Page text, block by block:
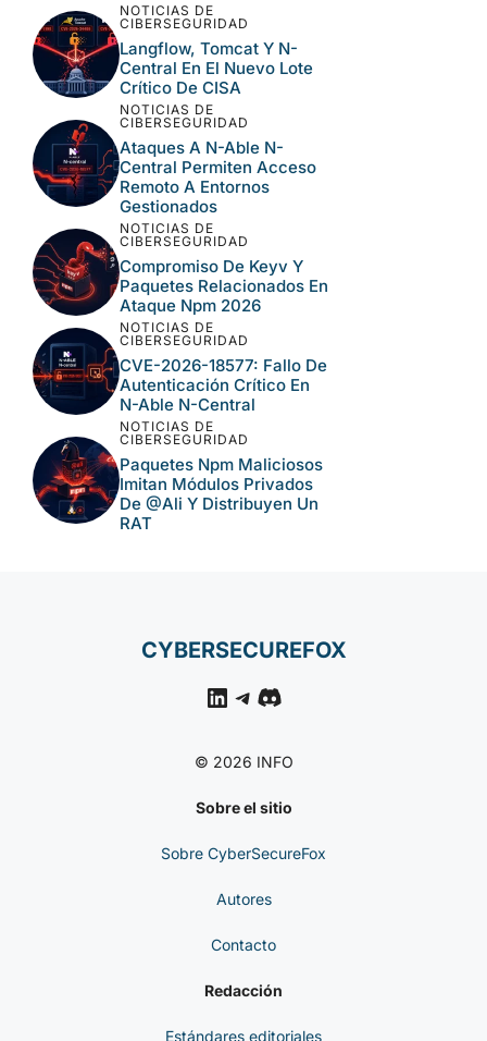
NOTICIAS DE
CIBERSEGURIDAD
Langflow, Tomcat Y N-
Central En El Nuevo Lote
Crítico De CISA
NOTICIAS DE
CIBERSEGURIDAD
Ataques A N-Able N-
Central Permiten Acceso
Remoto A Entornos
Gestionados
NOTICIAS DE
CIBERSEGURIDAD
Compromiso De Keyv Y
Paquetes Relacionados En
Ataque Npm 2026
NOTICIAS DE
CIBERSEGURIDAD
CVE-2026-18577: Fallo De
Autenticación Crítico En
N-Able N-Central
NOTICIAS DE
CIBERSEGURIDAD
Paquetes Npm Maliciosos
Imitan Módulos Privados
De @ali Y Distribuyen Un
RAT
CYBERSECUREFOX
LinkedIn
Telegram
Discord
© 2026 INFO
Sobre el sitio
Sobre CyberSecureFox
Autores
Contacto
Redacción
Estándares editoriales